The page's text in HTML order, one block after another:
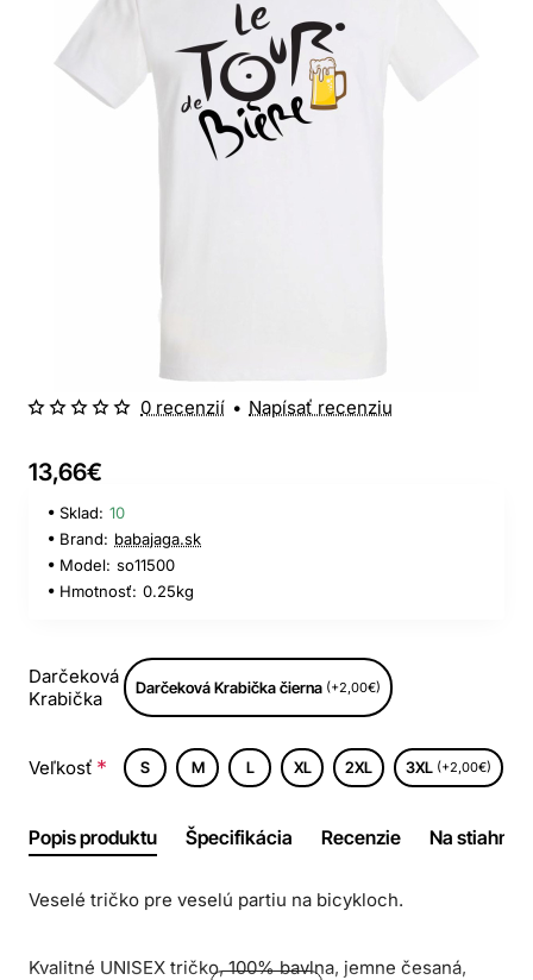
0 recenzií • Napísať recenziu
13,66€
Sklad: 10
Brand: babajaga.sk
Model: so11500
Hmotnosť: 0.25kg
Darčeková
Krabička
Darčeková Krabička čierna (+2,00€)
Veľkosť S M L XL 2XL 3XL (+2,00€)
Popis produktu Špecifikácia Recenzie Na
Veselé tričko pre veselú partiu na bicykloch.
Kvalitné UNISEX tričko, 100% bavlna, jemne česaná,